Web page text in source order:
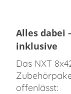
Alles dabei
inklusive
Das NXT
offenlässt: